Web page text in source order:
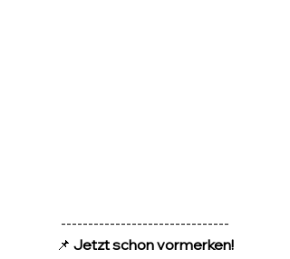
-------------------------------
📌 Jetzt schon vormerken!